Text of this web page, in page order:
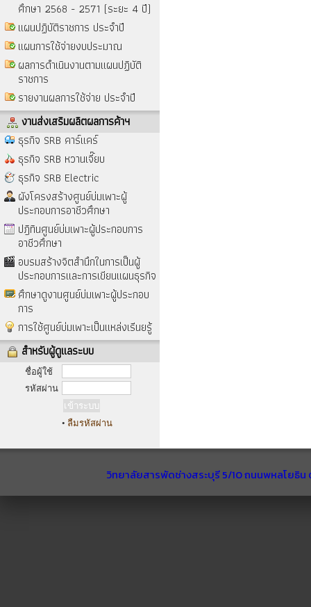
ศึกษา 2568 - 2571 (ระยะ 4 ปี)
แผนปฏิบัติราชการ ประจำปี
แผนการใช้จ่ายงบประมาณ
ผลการดำเนินงานตามแผนปฏิบัติ
ราชการ
รายงานผลการใช้จ่าย ประจำปี
งานส่งเสริมผลิตผลการค้าฯ
ธุรกิจ SRB คาร์แคร์
ธุรกิจ SRB หวานเจี๊ยบ
ธุรกิจ SRB Electric
ผังโครงสร้างศูนย์บ่มเพาะผู้
ประกอบการอาชีวศึกษา
ปฎิทินศูนย์บ่มเพาะผู้ประกอบการ
อาชีวศึกษา
อบรมสร้างจิตสำนึกในการเป็นผู้
ประกอบการและการเขียนแผนธุรกิจ
ศึกษาดูงานศูนย์บ่มเพาะผู้ประกอบ
การ
การใช้ศูนย์บ่มเพาะเป็นแหล่งเรีนยรู้
สำหรับผู้ดูแลระบบ
ชื่อผู้ใช้
รหัสผ่าน
• ลืมรหัสผ่าน
วิทยาลัยสารพัดช่างสระบุรี 5/10 ถนนพหลโยธิ